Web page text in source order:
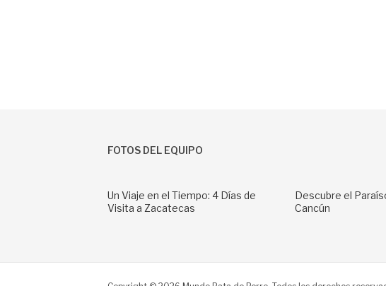
FOTOS DEL EQUIPO
Un Viaje en el Tiempo: 4 Días de
Visita a Zacatecas
Descubre el
Cancún